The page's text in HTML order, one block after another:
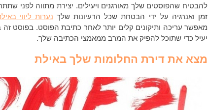
להבטיח שהפוסטים שלך מאורגנים ויעילים. יצירת מתווה לפני
זמן ואנרגיה על ידי הבטחת שכל הרעיונות שלך נערות ליווי
מאפשר עריכה ותיקונים קלים יותר לאחר כתיבת הפוסט. בפוסט זה
יעיל כדי שתוכל להפיק את המרב ממאמצי הכתיבה שלך.
מצא את דירת החלומות שלך באילת